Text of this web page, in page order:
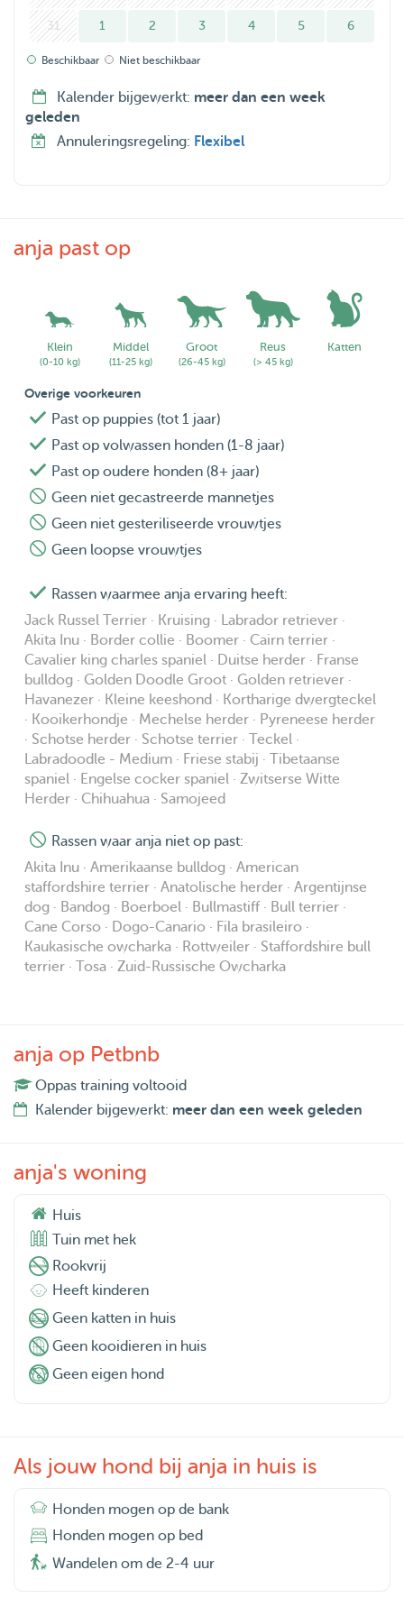
31 1 2 3 4 5 6
Beschikbaar Niet beschikbaar
Kalender bijgewerkt: meer dan een week
geleden
Annuleringsregeling: Flexibel
anja past op
Klein
(0-10 kg)
Middel
(11-25 kg)
Groot
(26-45 kg)
Reus
(> 45 kg)
Katten
Overige voorkeuren
Past op puppies (tot 1 jaar)
Past op volwassen honden (1-8 jaar)
Past op oudere honden (8+ jaar)
Geen niet gecastreerde mannetjes
Geen niet gesteriliseerde vrouwtjes
Geen loopse vrouwtjes
Rassen waarmee anja ervaring heeft:
Jack Russel Terrier · Kruising · Labrador retriever ·
Akita Inu · Border collie · Boomer · Cairn terrier ·
Cavalier king charles spaniel · Duitse herder · Franse
bulldog · Golden Doodle Groot · Golden retriever ·
Havanezer · Kleine keeshond · Kortharige dwergteckel
· Kooikerhondje · Mechelse herder · Pyreneese herder
· Schotse herder · Schotse terrier · Teckel ·
Labradoodle - Medium · Friese stabij · Tibetaanse
spaniel · Engelse cocker spaniel · Zwitserse Witte
Herder · Chihuahua · Samojeed
Rassen waar anja niet op past:
Akita Inu · Amerikaanse bulldog · American
staffordshire terrier · Anatolische herder · Argentijnse
dog · Bandog · Boerboel · Bullmastiff · Bull terrier ·
Cane Corso · Dogo-Canario · Fila brasileiro ·
Kaukasische owcharka · Rottweiler · Staffordshire bull
terrier · Tosa · Zuid-Russische Owcharka
anja op Petbnb
Oppas training voltooid
Kalender bijgewerkt: meer dan een week geleden
anja's woning
Huis
Tuin met hek
Rookvrij
Heeft kinderen
Geen katten in huis
Geen kooidieren in huis
Geen eigen hond
Als jouw hond bij anja in huis is
Honden mogen op de bank
Honden mogen op bed
Wandelen om de 2-4 uur